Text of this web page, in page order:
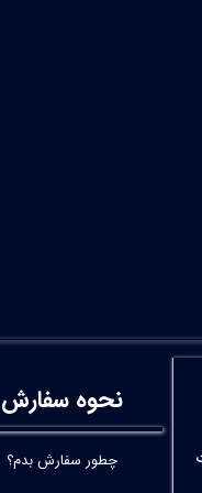
نحوه سفارش
چطور سفارش بدم؟